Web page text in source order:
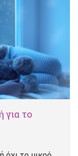
για το